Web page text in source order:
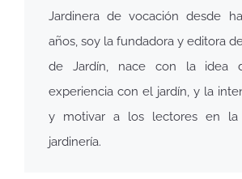
Jardinera de vocación desde
años, soy la fundadora y editora
de Jardín, nace con la idea
experiencia con el jardín, y la
y motivar a los lectores en la
jardinería.